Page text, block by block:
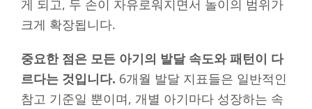
게 되고, 두 손이 자유로워지면서 놀이의 범위가
크게 확장됩니다.
중요한 점은 모든 아기의 발달 속도와 패턴이 다
르다는 것입니다. 6개월 발달 지표들은 일반적인
참고 기준일 뿐이며, 개별 아기마다 성장하는 속